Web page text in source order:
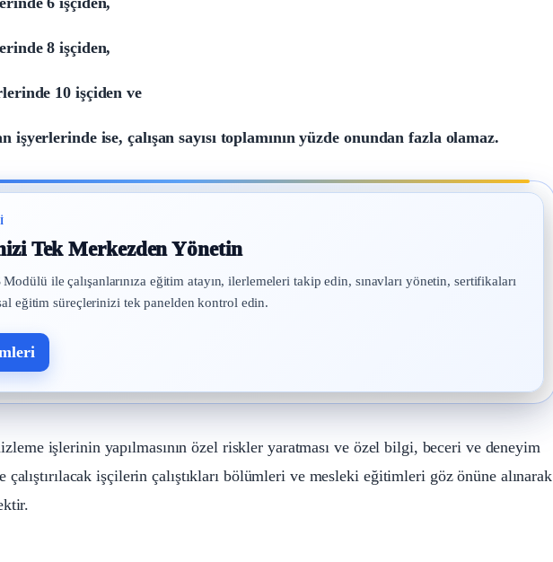
8 işçiden,
10 işçiden ve
işyerlerinde ise, çalışan sayısı toplamının yüzde onundan fazla olamaz.
Tek Merkezden Yönetin
ile çalışanlarınıza eğitim atayın, ilerlemeleri takip edin, sınavları yönetin, sertifikaları
eğitim süreçlerinizi tek panelden kontrol edin.
işlerinin yapılmasının özel riskler yaratması ve özel bilgi, beceri ve deneyim
işçilerin çalıştıkları bölümleri ve mesleki eğitimleri göz önüne alınarak